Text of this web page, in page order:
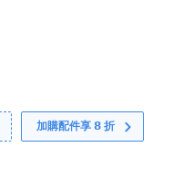
加購配件享 𝟴 折